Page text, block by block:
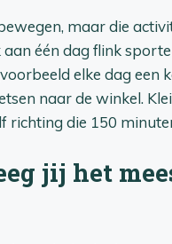
maar die
één dag flink
elke dag een
naar de winkel.
richting die 150
jij het